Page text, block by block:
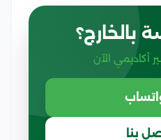
بالخارج؟
أكاديمي الآن
بنا